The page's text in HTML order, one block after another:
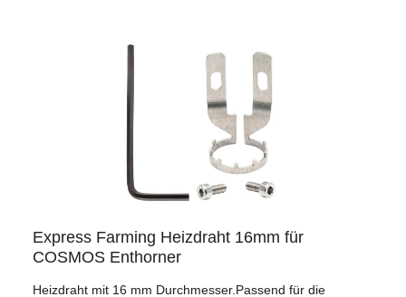
einen Durchmesser von 15 mm. Die Brennspitze ist
passend für den Einsatz am Enthorner und eignet sich zum
Austausch einer vorhandenen Spitze. Sie entspricht den
angegebenen Produktspezifikationen und kann bei
Wartungs- oder Reparaturarbeiten am Eurofarm Brennstab
verwendet werden.Jetzt bestellen und den Eurofarm
Brennstab mit einer passenden Brennspitze ausstatten.
Express Farming Heizdraht 16mm für
COSMOS Enthorner
Heizdraht mit 16 mm Durchmesser.Passend für die